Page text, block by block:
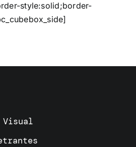
style:solid;border-
Visual